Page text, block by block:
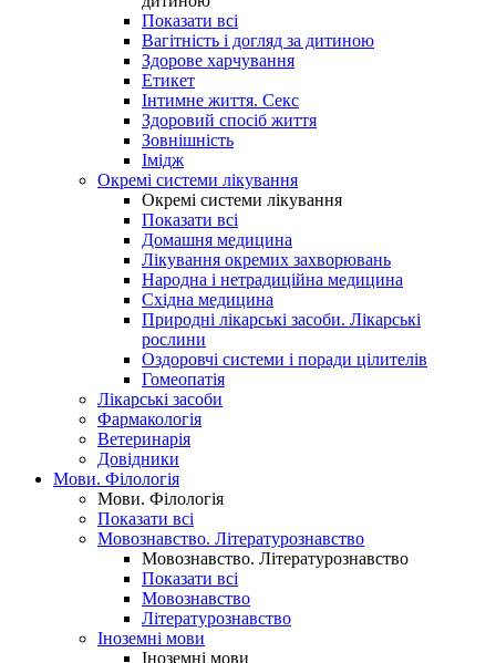
Показати всі
Вагітність і догляд за дитиною
Здорове харчування
Етикет
Інтимне життя. Секс
Здоровий спосіб життя
Зовнішність
Імідж
Окремі системи лікування
Окремі системи лікування
Показати всі
Домашня медицина
Лікування окремих захворювань
Народна і нетрадиційна медицина
Східна медицина
Природні лікарські засоби. Лікарські
рослини
Оздоровчі системи і поради цілителів
Гомеопатія
Лікарські засоби
Фармакологія
Ветеринарія
Довідники
Мови. Філологія
Мови. Філологія
Показати всі
Мовознавство. Літературознавство
Мовознавство. Літературознавство
Показати всі
Мовознавство
Літературознавство
Іноземні мови
Іноземні мови